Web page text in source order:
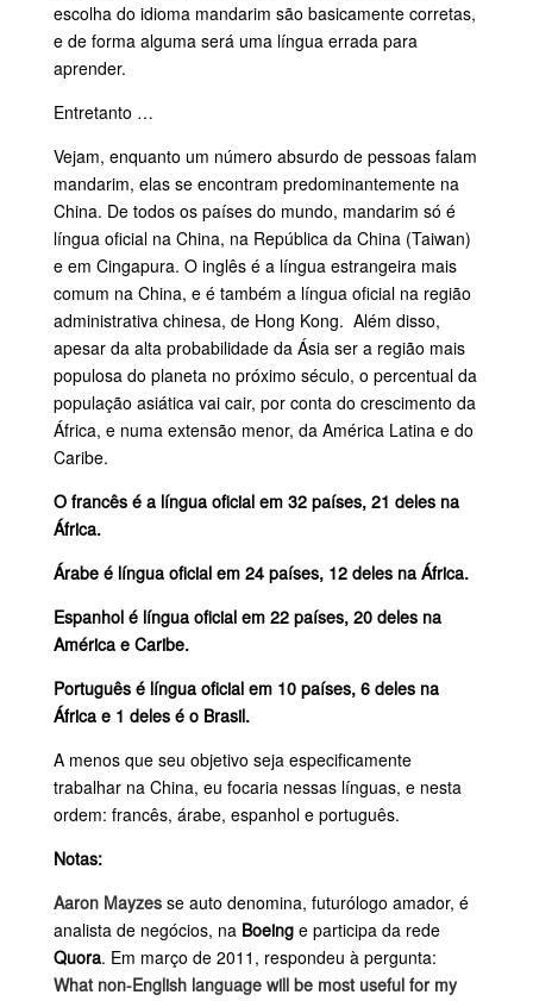
escolha do idioma mandarim são basicamente corretas,
e de forma alguma será uma língua errada para
aprender.
Entretanto …
Vejam, enquanto um número absurdo de pessoas falam
mandarim, elas se encontram predominantemente na
China. De todos os países do mundo, mandarim só é
língua oficial na China, na República da China (Taiwan)
e em Cingapura. O inglês é a língua estrangeira mais
comum na China, e é também a língua oficial na região
administrativa chinesa, de Hong Kong. Além disso,
apesar da alta probabilidade da Ásia ser a região mais
populosa do planeta no próximo século, o percentual da
população asiática vai cair, por conta do crescimento da
África, e numa extensão menor, da América Latina e do
Caribe.
O francês é a língua oficial em 32 países, 21 deles na
África.
Árabe é língua oficial em 24 países, 12 deles na África.
Espanhol é língua oficial em 22 países, 20 deles na
América e Caribe.
Português é língua oficial em 10 países, 6 deles na
África e 1 deles é o Brasil.
A menos que seu objetivo seja especificamente
trabalhar na China, eu focaria nessas línguas, e nesta
ordem: francês, árabe, espanhol e português.
Notas:
Aaron Mayzes se auto denomina, futurólogo amador, é
analista de negócios, na Boeinge participa da rede
Quora. Em março de 2011, respondeu à pergunta:
What non-English language will be most useful for my